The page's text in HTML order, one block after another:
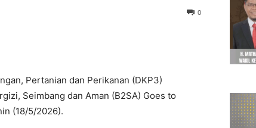
0
Pertanian dan Perikanan (DKP3)
Seimbang dan Aman (B2SA) Goes to
(18/5/2026).